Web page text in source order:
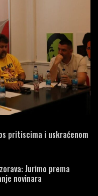
pritiscima i uskraćenom
Jurimo prema
novinara